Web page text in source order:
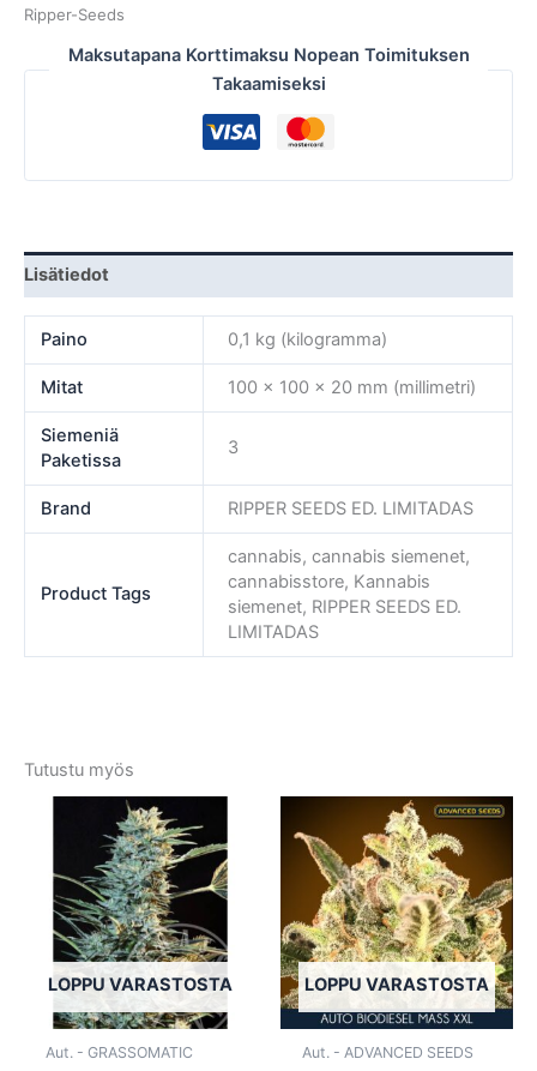
Ripper-Seeds
Maksutapana Korttimaksu Nopean Toimituksen
Takaamiseksi
Lisätiedot
Paino 0,1 kg (kilogramma)
Mitat 100 × 100 × 20 mm (millimetri)
Siemeniä
Paketissa
3
Brand RIPPER SEEDS ED. LIMITADAS
Product Tags
cannabis, cannabis siemenet,
cannabisstore, Kannabis
siemenet, RIPPER SEEDS ED.
LIMITADAS
Tutustu myös
LOPPU VARASTOSTA
Aut. - GRASSOMATIC
tuotteella
muunnelma.
tehdä
valinnat
LOPPU VARASTOSTA
Aut. - ADVANCED SEEDS
Tällä
Voit
tehdä